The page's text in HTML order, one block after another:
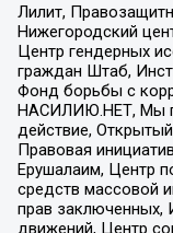
Лилит,
Нижегородский
Центр гендерных
граждан Штаб,
Фонд борьбы с
НАСИЛИЮ.НЕТ, Мы
действие,
Правовая
Ерушалаим, Центр
средств массовой
прав заключенных,
движений, Центр